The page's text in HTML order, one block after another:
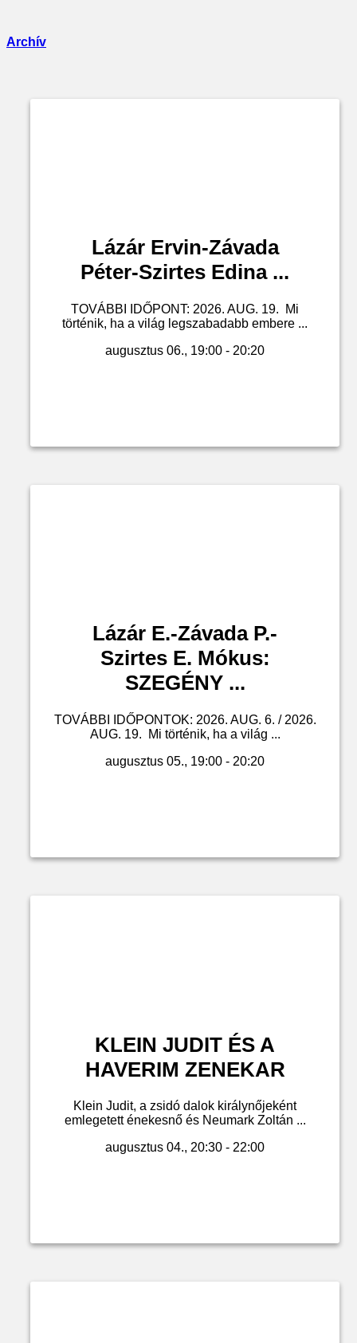
Archív
Lázár Ervin-Závada
Péter-Szirtes Edina ...
TOVÁBBI IDŐPONT: 2026. AUG. 19. Mi
történik, ha a világ legszabadabb embere ...
augusztus 06., 19:00 - 20:20
Lázár E.-Závada P.-
Szirtes E. Mókus:
SZEGÉNY ...
TOVÁBBI IDŐPONTOK: 2026. AUG. 6. / 2026.
AUG. 19. Mi történik, ha a világ ...
augusztus 05., 19:00 - 20:20
KLEIN JUDIT ÉS A
HAVERIM ZENEKAR
Klein Judit, a zsidó dalok királynőjeként
emlegetett énekesnő és Neumark Zoltán ...
augusztus 04., 20:30 - 22:00